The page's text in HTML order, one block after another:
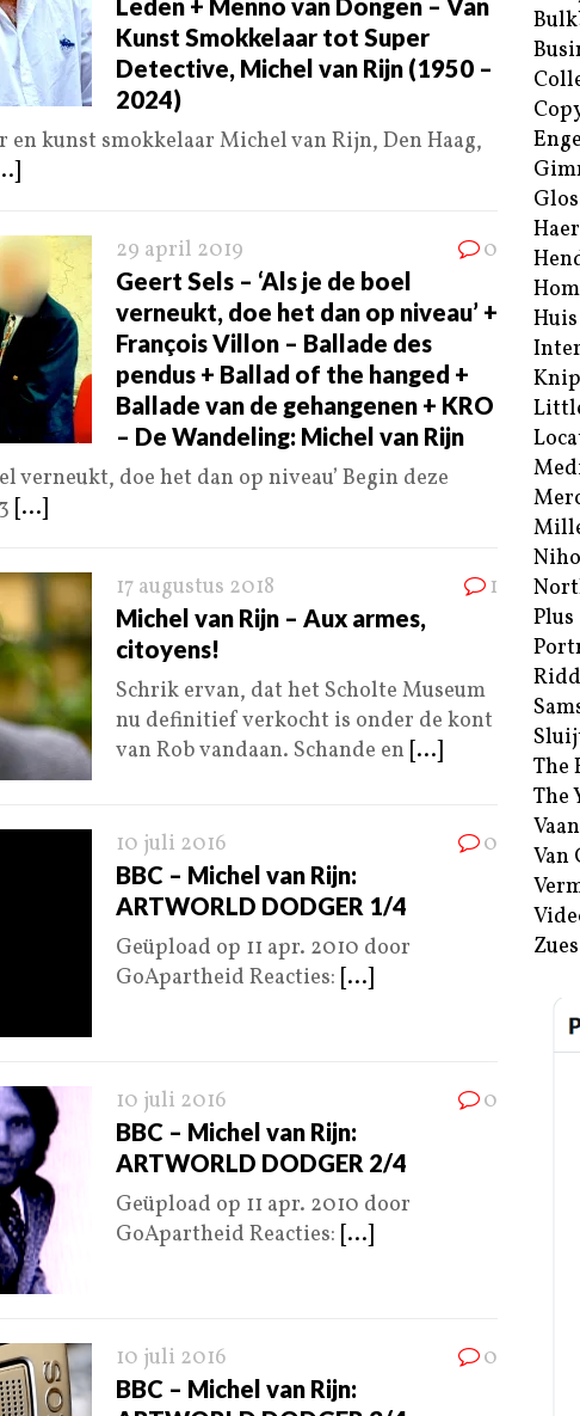
Leden + Menno van Dongen – Van
Kunst Smokkelaar tot Super
Detective, Michel van Rijn (1950 –
2024)
kunst smokkelaar Michel van Rijn, Den Haag,
29 april 2019 0
Geert Sels – ‘Als je de boel
verneukt, doe het dan op niveau’ +
François Villon – Ballade des
pendus + Ballad of the hanged +
Ballade van de gehangenen + KRO
– De Wandeling: Michel van Rijn
verneukt, doe het dan op niveau’ Begin deze
[...]
17 augustus 2018 1
Michel van Rijn – Aux armes,
citoyens!
Schrik ervan, dat het Scholte Museum
nu definitief verkocht is onder de kont
van Rob vandaan. Schande en [...]
10 juli 2016 0
BBC – Michel van Rijn:
ARTWORLD DODGER 1/4
Geüpload op 11 apr. 2010 door
GoApartheid Reacties: [...]
10 juli 2016 0
BBC – Michel van Rijn:
ARTWORLD DODGER 2/4
Geüpload op 11 apr. 2010 door
GoApartheid Reacties: [...]
10 juli 2016 0
BBC – Michel van Rijn:
Plus
The
The
Van